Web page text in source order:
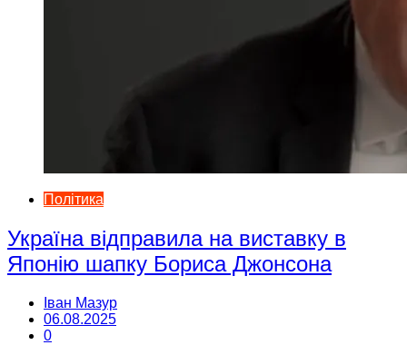
Політика
Україна відправила на виставку в
Японію шапку Бориса Джонсона
Іван Мазур
06.08.2025
0